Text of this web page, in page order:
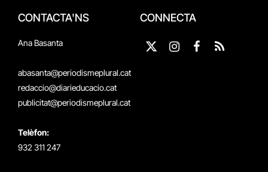
CONTACTA'NS
Ana Basanta
abasanta@periodismeplural.cat
redaccio@diarieducacio.cat
publicitat@periodismeplural.cat
Telèfon:
932 311 247
CONNECTA
X
Instagram
Facebook
RSS